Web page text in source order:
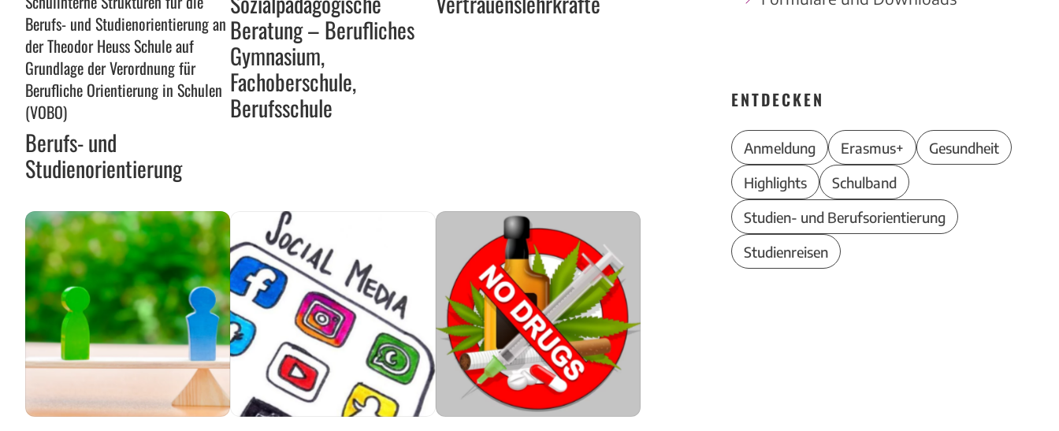
und
Studienorientierung
Berufs- und Studienorientierung an
der Theodor Heuss Schule auf
Grundlage der Verordnung für
Berufliche Orientierung in Schulen
(VOBO)
Berufs- und
Studienorientierung
Beratung
–
Berufliches
Gymnasium,
Fachoberschule,
Berufsschule
Beratung – Berufliches
Gymnasium,
Fachoberschule,
Berufsschule
ENTDECKEN
Anmeldung Erasmus+
Gesundheit
Highlights
Schulband
Studien- und Berufsorientierung
Studienreisen